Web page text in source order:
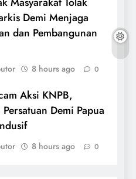
Demi Menjaga
dan Pembangunan
8 hours ago 0
Aksi KNPB,
Demi Papua
8 hours ago 0